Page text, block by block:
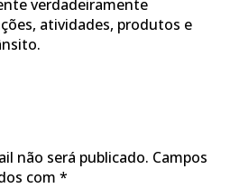
verdadeiramente
atividades, produtos e
não será publicado. Campos
com *